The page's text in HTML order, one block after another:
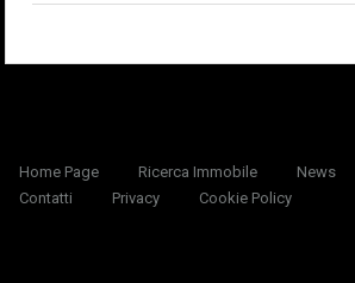
Home Page Ricerca Immobile News
Contatti
Privacy Cookie Policy